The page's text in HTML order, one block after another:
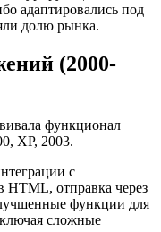
адаптировались под
долю рынка.
(2000-
функционал
XP, 2003.
с
HTML, отправка через
функции для
сложные